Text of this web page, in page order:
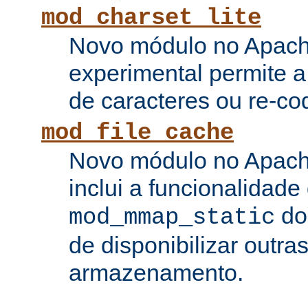
mod_charset_lite
Novo módulo no
experimental permite
de caracteres ou re-
mod_file_cache
Novo módulo no
inclui a funcionalidade
mod_mmap_static
de disponibilizar
armazenamento.